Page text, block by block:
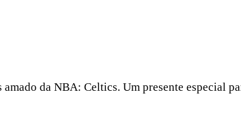
da NBA: Celtics. Um presente especial